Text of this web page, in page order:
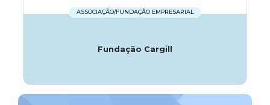
ASSOCIAÇÃO/FUNDAÇÃO EMPRESARIAL
Fundação Cargill